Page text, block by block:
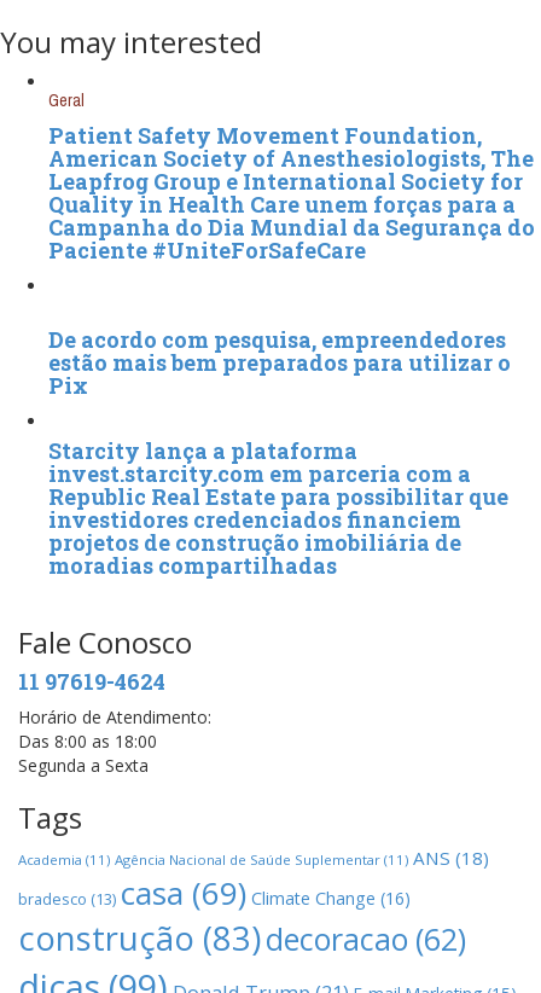
You may interested
Geral
Patient Safety Movement Foundation,
American Society of Anesthesiologists, The
Leapfrog Group e International Society for
Quality in Health Care unem forças para a
Campanha do Dia Mundial da Segurança do
Paciente #UniteForSafeCare
De acordo com pesquisa, empreendedores
estão mais bem preparados para utilizar o
Pix
Starcity lança a plataforma
invest.starcity.com em parceria com a
Republic Real Estate para possibilitar que
investidores credenciados financiem
projetos de construção imobiliária de
moradias compartilhadas
Fale Conosco
11 97619-4624
Horário de Atendimento:
Das 8:00 as 18:00
Segunda a Sexta
Tags
Academia (11) Agência Nacional de Saúde Suplementar (11) ANS (18)
bradesco (13) casa (69) Climate Change (16)
construção (83)decoracao (62)